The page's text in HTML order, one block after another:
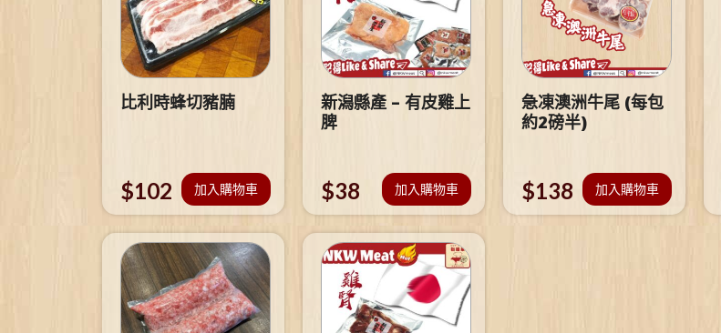
比利時蜂切豬腩
$102 加入購物車
新潟縣產 – 有皮雞上
脾
$38 加入購物車
急凍澳洲牛尾 (每包
約2磅半)
$138 加入購物車